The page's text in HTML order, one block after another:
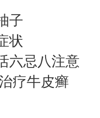
子
状
六忌八注意
疗牛皮癣